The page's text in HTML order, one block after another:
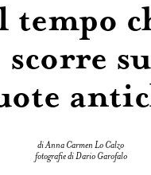
tempo
scorre su
di Anna Carmen Lo Calzo
fotografie di Dario Garofalo